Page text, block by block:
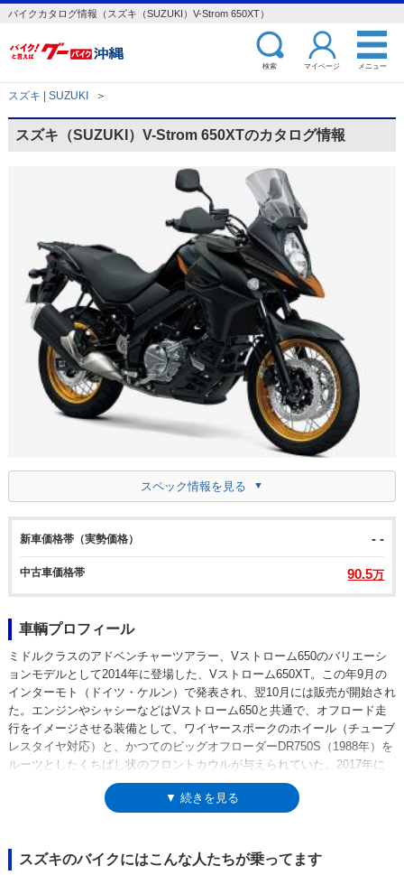
バイクカタログ情報（スズキ（SUZUKI）V-Strom 650XT）
検索 マイページ メニュー
スズキ | SUZUKI ＞
スズキ（SUZUKI）V-Strom 650XTのカタログ情報
スペック情報を見る
新車価格帯（実勢価格） - -
中古車価格帯 90.5万
車輌プロフィール
ミドルクラスのアドベンチャーツアラー、Vストローム650のバリエーシ
ョンモデルとして2014年に登場した、Vストローム650XT。この年9月の
インターモト（ドイツ・ケルン）で発表され、翌10月には販売が開始され
た。エンジンやシャシーなどはVストローム650と共通で、オフロード走
行をイメージさせる装備として、ワイヤースポークのホイール（チューブ
レスタイヤ対応）と、かつてのビッグオフローダーDR750S（1988年）を
ルーツとしたくちばし状のフロントカウルが与えられていた。2017年に
受けたフルモデルチェンジでは、フロントカウルの形状はVストローム
650と共通になったが、スポークホイール、アンダーガード、ナックルカ
出ガス規制に対応した。
▼ 続きを見る
スズキのバイクにはこんな人たちが乗ってます